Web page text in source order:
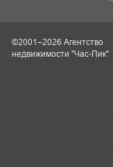
©2001–2026 Агентство
недвижимости "Час-Пик"